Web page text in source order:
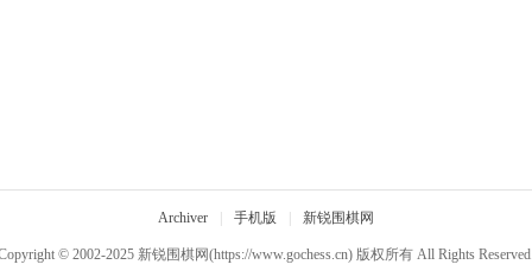
Archiver 手机版 新锐围棋网
© 2002-2025 新锐围棋网(https://www.gochess.cn) 版权所有 All Rights